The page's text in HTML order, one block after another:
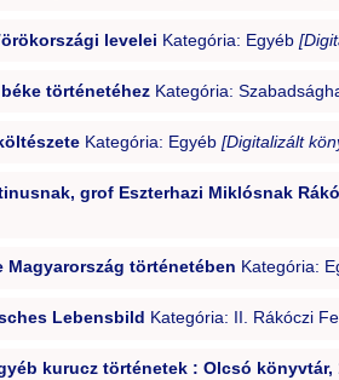
levelei Kategória: Egyéb
történetéhezKategória:
Kategória: Egyéb [Digitalizált
grof Eszterhazi Miklósnak
történetében Kategória:
Lebensbild Kategória: II. Rákóczi
kurucz történetek : Olcsó könyvtár,